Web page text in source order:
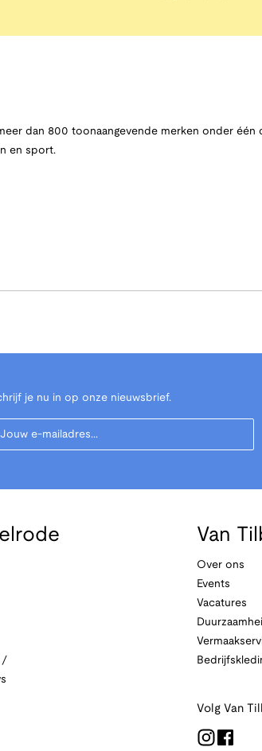
dan 800 toonaangevende merken onder één
en sport.
je nu in op onze nieuwsbrief.
Email
/
Van
Over ons
Events
Vacatures
Volg Van